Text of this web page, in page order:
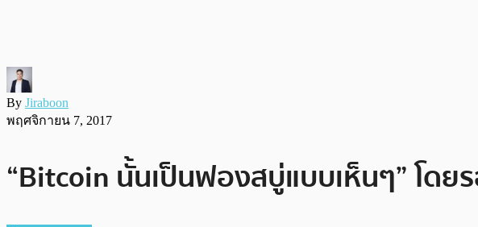
By Jiraboon
พฤศจิกายน 7, 2017
“Bitcoin นั้นเป็นฟองสบู่แบบเห็นๆ” โดย